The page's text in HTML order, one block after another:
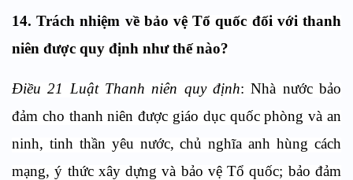
14.Trách nhiệm vềbảo vệ Tổ quốc đối với thanh
niên được quy định như thế nào?
Điều 21 Luật Thanh niên quy định: Nhà nước bảo
đảm cho thanh niên được giáo dục quốc phòng và an
ninh, tinh thần yêu nước, chủ nghĩa anh hùng cách
mạng, ý thức xây dựng và bảo vệ Tổ quốc; bảo đảm